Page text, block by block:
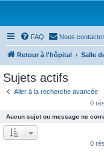
FAQ Nous contacter
Retour à l'hôpital Salle
Sujets actifs
Aller à la recherche avancée
0
Aucun sujet ou message ne
0